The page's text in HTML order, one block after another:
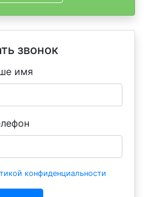
звонок
имя
конфиденциальности